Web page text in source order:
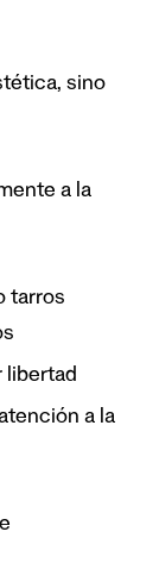
sino
a la
tarros
libertad
a la